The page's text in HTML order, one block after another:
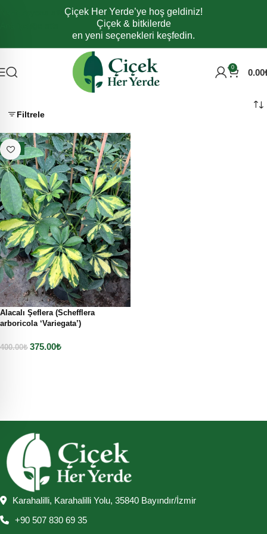
Navigasyona atlaÇiçek Her Yerde’ye hoş geldiniz!
Çiçek & bitkilerde
en yeni seçenekleri keşfedin.
0 0.00
Filtrele
- 6%
Alacalı Şeflera (Schefflera
arboricola ‘Variegata’)
400.00₺ 375.00₺
Karahalilli, Karahalilli Yolu, 35840 Bayındır/İzmir
+90 507 830 69 35